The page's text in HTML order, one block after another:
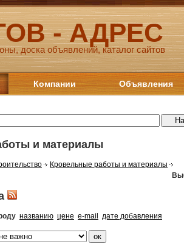
- АДРЕС
доска объявлений, каталог сайтов
Компании Объявления
и материалы
Кровельные работы и материалы
названию цене e-mail дате добавления